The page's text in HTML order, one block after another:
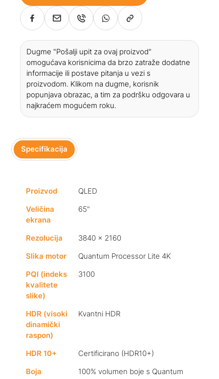
Dugme "Pošalji upit za ovaj proizvod"
omogućava korisnicima da brzo zatraže dodatne
informacije ili postave pitanja u vezi s
proizvodom. Klikom na dugme, korisnik
popunjava obrazac, a tim za podršku odgovara u
najkraćem mogućem roku.
Specifikacija
Proizvod
QLED
Veličina
ekrana
65"
Rezolucija
3840 x 2160
Slika motor
Quantum Processor Lite 4K
PQI (indeks
kvalitete
slike)
3100
HDR (visoki
dinamički
raspon)
Kvantni HDR
HDR 10+
Certificirano (HDR10+)
Boja
100% volumen boje s Quantum